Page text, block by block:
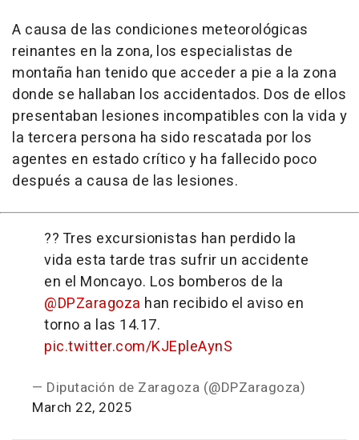
A causa de las condiciones meteorológicas
reinantes en la zona, los especialistas de
montaña han tenido que acceder a pie a la zona
donde se hallaban los accidentados. Dos de ellos
presentaban lesiones incompatibles con la vida y
la tercera persona ha sido rescatada por los
agentes en estado crítico y ha fallecido poco
después a causa de las lesiones.
?? Tres excursionistas han perdido la
vida esta tarde tras sufrir un accidente
en el Moncayo. Los bomberos de la
@DPZaragoza han recibido el aviso en
torno a las 14.17.
pic.twitter.com/KJEpleAynS
— Diputación de Zaragoza (@DPZaragoza)
March 22, 2025